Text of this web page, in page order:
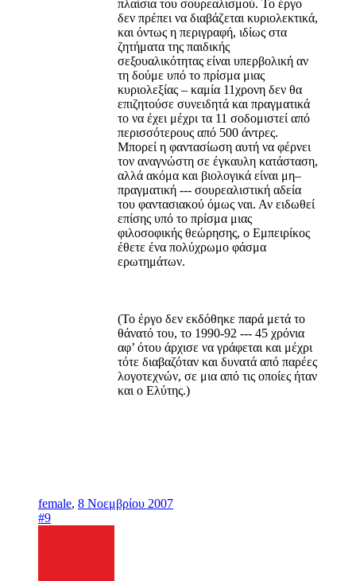
πλαίσια του σουρεαλισμού. Το έργο
δεν πρέπει να διαβάζεται κυριολεκτικά,
και όντως η περιγραφή, ιδίως στα
ζητήματα της παιδικής
σεξουαλικότητας είναι υπερβολική αν
τη δούμε υπό το πρίσμα μιας
κυριολεξίας – καμία 11χρονη δεν θα
επιζητούσε συνειδητά και πραγματικά
το να έχει μέχρι τα 11 σοδομιστεί από
περισσότερους από 500 άντρες.
Μπορεί η φαντασίωση αυτή να φέρνει
τον αναγνώστη σε έγκαυλη κατάσταση,
αλλά ακόμα και βιολογικά είναι μη–
πραγματική --- σουρεαλιστική αδεία
του φαντασιακού όμως ναι. Αν ειδωθεί
επίσης υπό το πρίσμα μιας
φιλοσοφικής θεώρησης, ο Εμπειρίκος
έθετε ένα πολύχρωμο φάσμα
ερωτημάτων.
(Το έργο δεν εκδόθηκε παρά μετά το
θάνατό του, το 1990-92 --- 45 χρόνια
αφ’ ότου άρχισε να γράφεται και μέχρι
τότε διαβαζόταν και δυνατά από παρέες
λογοτεχνών, σε μια από τις οποίες ήταν
και ο Ελύτης.)
female, 8 Νοεμβρίου 2007
#9